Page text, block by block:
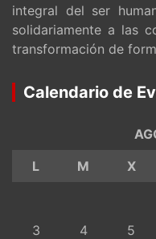
integral del ser
solidariamente a las
transformación de
Calendario de
L
M X
3
4 5